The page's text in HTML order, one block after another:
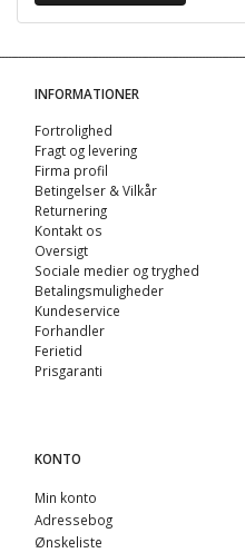
INFORMATIONER
Fortrolighed
Fragt og levering
Firma profil
Betingelser & Vilkår
Returnering
Kontakt os
Oversigt
Sociale medier og tryghed
Betalingsmuligheder
Kundeservice
Forhandler
Ferietid
Prisgaranti
KONTO
Min konto
Adressebog
Ønskeliste